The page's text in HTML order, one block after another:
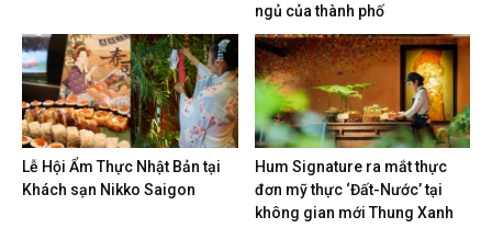
ngủ của thành phố
Lễ Hội Ẩm Thực Nhật Bản tại
Khách sạn Nikko Saigon
Hum Signature ra mắt thực
đơn mỹ thực ‘Đất-Nước’ tại
không gian mới Thung Xanh